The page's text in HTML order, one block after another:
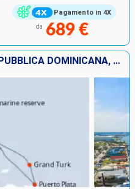
Pagamento in 4X
da 689 €
ISOLE TURKS E CAICOS, REPUBBLICA DOMINICANA, BAHAMAS, STATI UNITI